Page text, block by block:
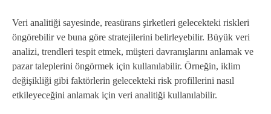
Veri analitiği sayesinde, reasürans şirketleri gelecekteki riskleri
öngörebilir ve buna göre stratejilerini belirleyebilir. Büyük veri
analizi, trendleri tespit etmek, müşteri davranışlarını anlamak ve
pazar taleplerini öngörmek için kullanılabilir. Örneğin, iklim
değişikliği gibi faktörlerin gelecekteki risk profillerini nasıl
etkileyeceğini anlamak için veri analitiği kullanılabilir.